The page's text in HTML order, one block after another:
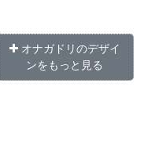
オナガドリのデザイ
ンをもっと見る